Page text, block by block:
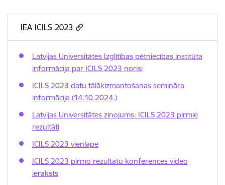
IEA ICILS 2023
Latvijas Universitātes Izglītības pētniecības institūta
informācija par ICILS 2023 norisi
ICILS 2023 datu tālākizmantošanas semināra
informācija (14.10.2024.)
Latvijas Universitātes ziņojums: ICILS 2023 pirmie
rezultāti
ICILS 2023 vienlape
ICILS 2023 pirmo rezultātu konferences video
ieraksts